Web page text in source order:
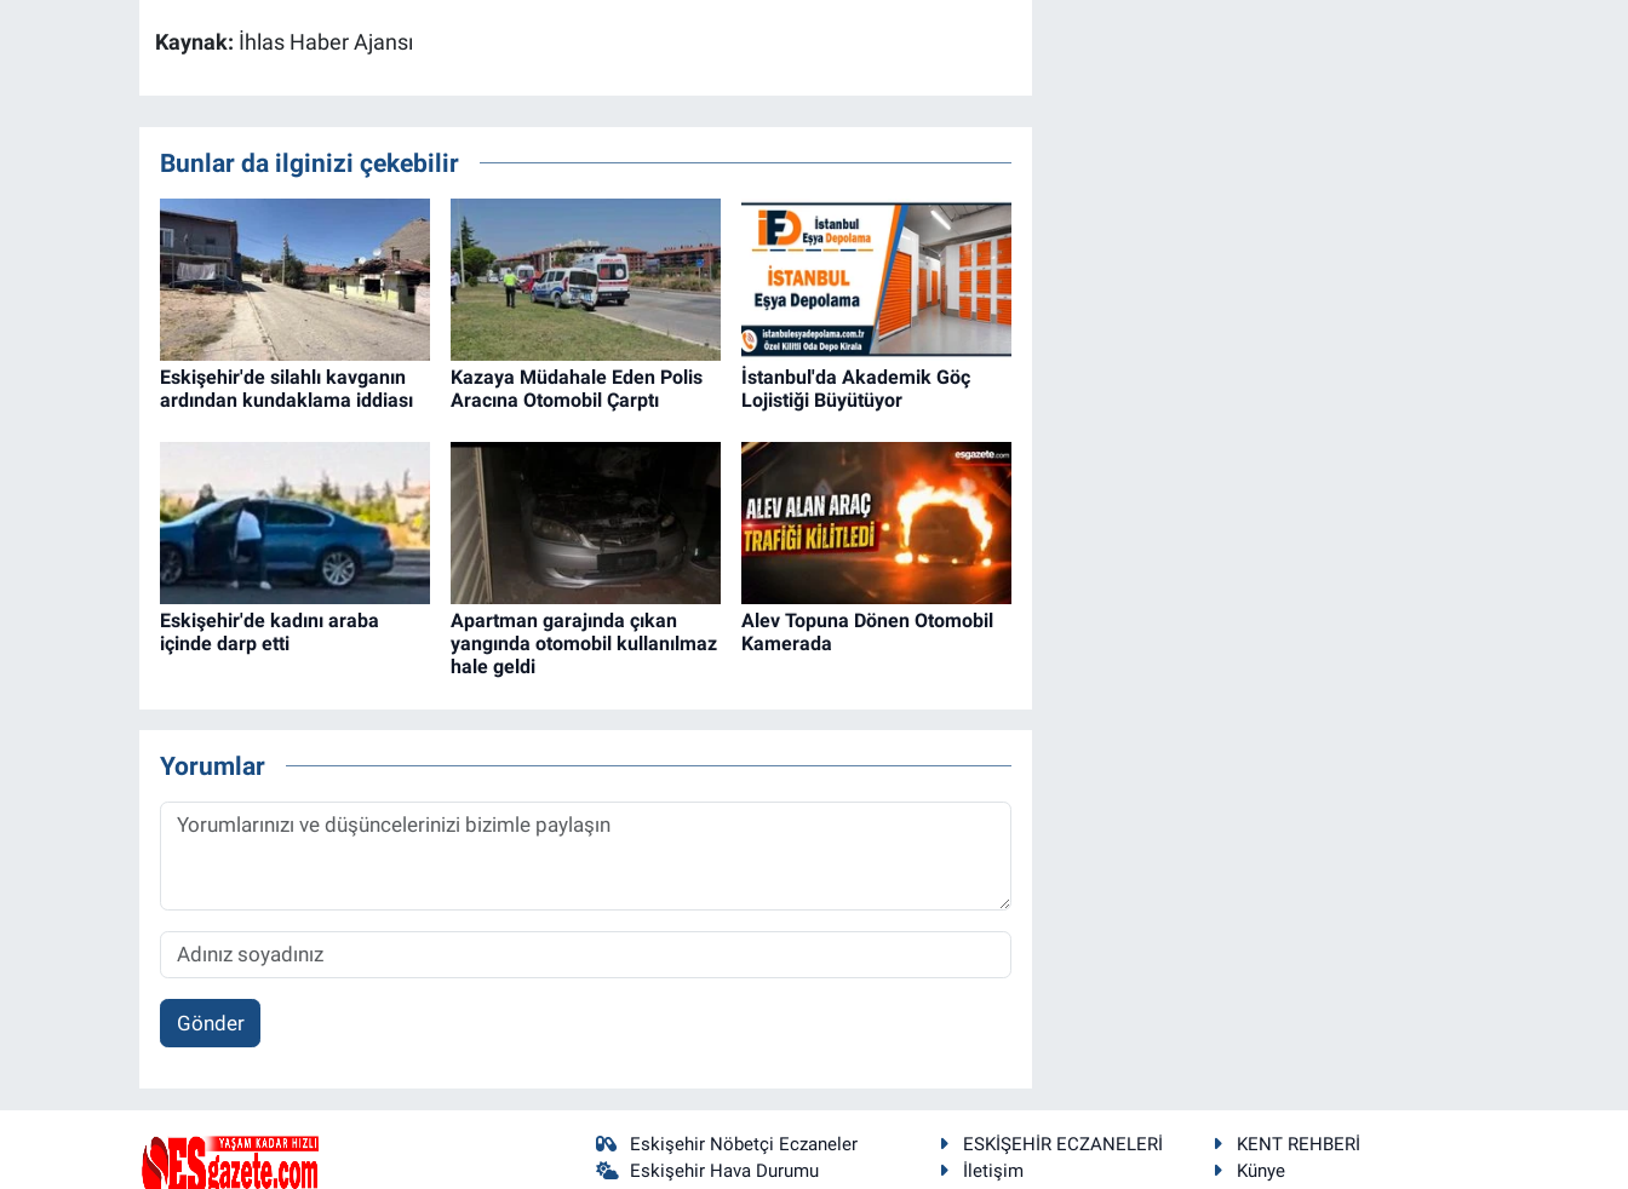
Kaynak: İhlas Haber Ajansı
Bunlar da ilginizi çekebilir
Eskişehir'de silahlı kavganın
ardından kundaklama iddiası
Kazaya Müdahale Eden Polis
Aracına Otomobil Çarptı
İstanbul'da Akademik Göç
Lojistiği Büyütüyor
Eskişehir'de kadını araba
içinde darp etti
Apartman garajında çıkan
yangında otomobil kullanılmaz
hale geldi
Alev Topuna Dönen Otomobil
Kamerada
Yorumlar
Gönder
Eskişehir Nöbetçi Eczaneler
Eskişehir Hava Durumu
ESKİŞEHİR ECZANELERİ
KENT REHBERİ
İletişim
Künye